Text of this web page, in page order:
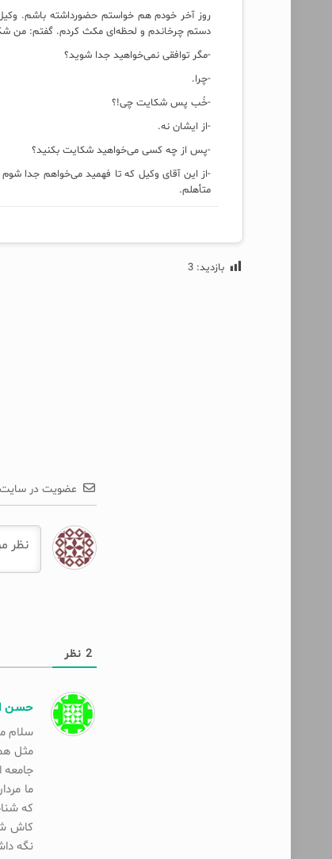
روز آخر خودم هم خواستم حضورداشته باشم.
دستم چرخاندم و لحظه‌ای مکث کردم. گفتم: من
-مگر توافقی نمی‌خواهید جدا شوید؟
-چرا.
-خُب پس شکایت چی!؟
-از ایشان نه.
-پس از چه کسی می‌خواهید شکایت بکنید؟
-از این آقای وکیل که تا فهمید می‌خواهم جدا
متأهلم.
بازدید: 3
عضویت در سایت
2نظر
حسن
سلام
مثل
جامعه
ما
که
کاش
نگه